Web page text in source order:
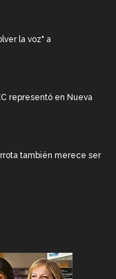
la voz" a
representó en Nueva
también merece ser